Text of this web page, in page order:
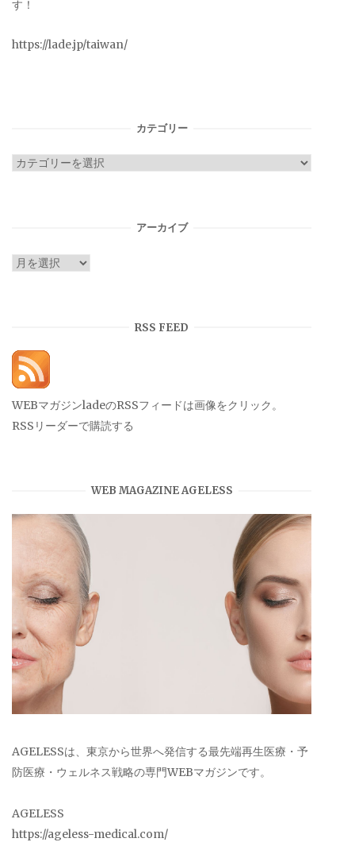
す！
https://lade.jp/taiwan/
カテゴリー
カ
アーカイブ
ア
RSS FEED
WEBマガジンladeのRSSフィードは画像をクリック。
RSSリーダーで購読する
WEB MAGAZINE AGELESS
AGELESSは、東京から世界へ発信する最先端再生医療・予
防医療・ウェルネス戦略の専門WEBマガジンです。
AGELESS
https://ageless-medical.com/